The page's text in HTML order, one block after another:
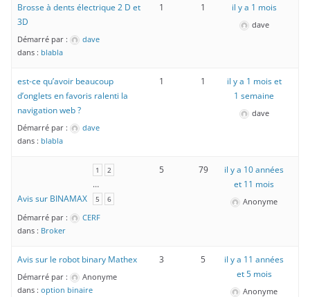
Brosse à dents électrique 2 D et
3D
Démarré par :
dave
dans : blabla
1 1 il y a 1 mois
dave
est-ce qu’avoir beaucoup
d’onglets en favoris ralenti la
navigation web ?
Démarré par :
dave
dans : blabla
1 1
il y a 1 mois et
1 semaine
dave
Avis sur BINAMAX
1 2
…
5 6
Démarré par :
CERF
dans : Broker
5 79
il y a 10 années
et 11 mois
Anonyme
Avis sur le robot binary Mathex
Démarré par :
Anonyme
dans : option binaire
3 5
il y a 11 années
et 5 mois
Anonyme